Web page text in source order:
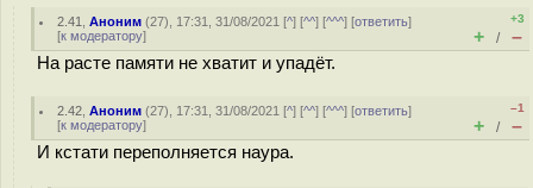
2.41 ,Аноним (27), 17:31, 31/08/2021 [^] [^^] [^^^] [ответить]
[к модератору]
+3
+ / –
На расте памяти не хватит и упадёт.
2.42 ,Аноним (27), 17:31, 31/08/2021 [^] [^^] [^^^] [ответить]
[к модератору]
–1
+ / –
И кстати переполняется наура.